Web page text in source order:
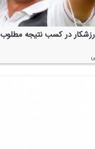
در كسب نتیجه مطلوب